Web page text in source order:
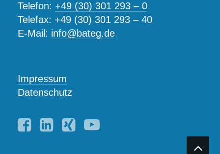
Telefon: +49 (30) 301 293 – 0
Telefax: +49 (30) 301 293 – 40
E-Mail: info@bateg.de
Impressum
Datenschutz